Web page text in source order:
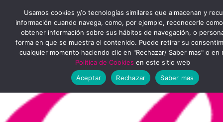
contenido
MENÚ
PRINCIPAL
Usamos cookies y/o tecnologías similares que almacenan y
información cuando navega, como, por ejemplo, reconocerle
obtener información sobre sus hábitos de navegación, o
forma en que se muestra el contenido. Puede retirar su
cualquier momento haciendo clic en "Rechazar/ Saber mas" o en
Política de Cookies en este sitio web
Aceptar
Rechazar Saber mas